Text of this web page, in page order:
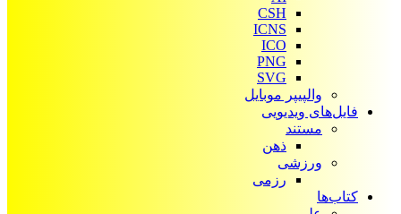
CSH
ICNS
ICO
PNG
SVG
والپیپر موبایل
فایل‌های ویدیویی
مستند
ذهن
ورزشی
رزمی
کتاب‌ها